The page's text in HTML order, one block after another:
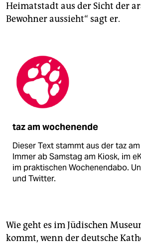
Heimatstadt aus der Sicht der
Bewohner aussieht“ sagt er.
taz am wochenende
Dieser Text stammt aus der taz
Immer ab Samstag am Kiosk, im
im praktischen Wochenendabo.
und Twitter.
Wie geht es im Jüdischen
kommt, wenn der deutsche